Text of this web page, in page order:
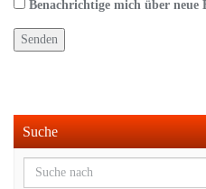
Benachrichtige mich über neue
Suche